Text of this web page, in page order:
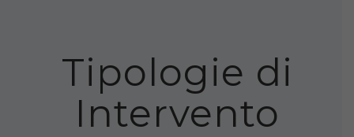
Tipologie di
Intervento